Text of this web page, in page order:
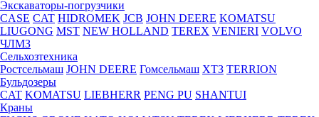
Экскаваторы-погрузчики
CASE CAT HIDROМEK JCB JOHN DEERE KOMATSU
LIUGONG MST NEW HOLLAND TEREX VENIERI VOLVO
ЧЛМЗ
Сельхозтехника
Ростсельмаш JOHN DEERE Гомсельмаш ХТЗ TERRION
Бульдозеры
CAT KOMATSU LIEBHERR PENG PU SHANTUI
Краны